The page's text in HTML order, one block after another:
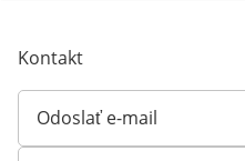
Kontakt
Odoslať e-mail
Otvorí e-mailového klienta